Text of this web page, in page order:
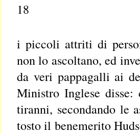
18
i piccoli attriti di
non lo ascoltano, ed
da veri pappagalli ai
Ministro Inglese
tiranni, secondando le
tosto il benemerito